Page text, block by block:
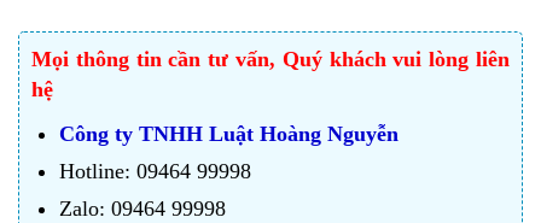
Mọi thông tin cần tư vấn, Quý khách vui lòng liên
hệ
Công ty TNHH Luật Hoàng Nguyễn
Hotline: 09464 99998
Zalo: 09464 99998